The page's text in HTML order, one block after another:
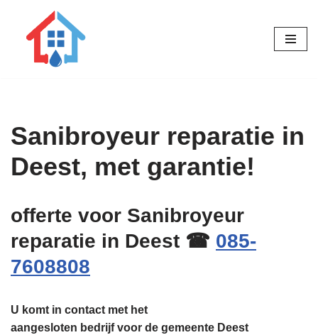
Sanibroyeur reparatie in
Deest, met garantie!
offerte voor Sanibroyeur
reparatie in Deest ☎ 085-
7608808
U komt in contact met het
aangesloten bedrijf voor de gemeente Deest